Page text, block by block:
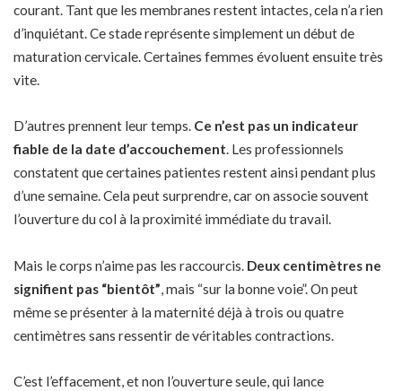
courant. Tant que les membranes restent intactes, cela n’a rien
d’inquiétant. Ce stade représente simplement un début de
maturation cervicale. Certaines femmes évoluent ensuite très
vite.
D’autres prennent leur temps. Ce n’est pas un indicateur
fiable de la date d’accouchement. Les professionnels
constatent que certaines patientes restent ainsi pendant plus
d’une semaine. Cela peut surprendre, car on associe souvent
l’ouverture du col à la proximité immédiate du travail.
Mais le corps n’aime pas les raccourcis. Deux centimètres ne
signifient pas “bientôt”, mais “sur la bonne voie”. On peut
même se présenter à la maternité déjà à trois ou quatre
centimètres sans ressentir de véritables contractions.
C’est l’effacement, et non l’ouverture seule, qui lance